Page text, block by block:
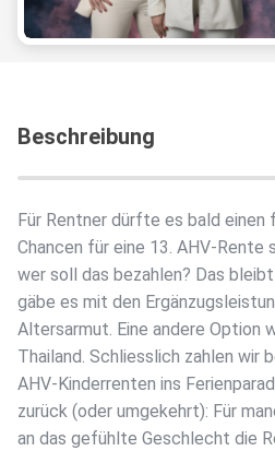
Beschreibung
Für Rentner dürfte es bald
Chancen für eine 13. AHV-Rente
wer soll das bezahlen? Das
gäbe es mit den
Altersarmut. Eine andere Option
Thailand. Schliesslich zahlen wir
AHV-Kinderrenten ins
zurück (oder umgekehrt): Für
an das gefühlte Geschlecht die